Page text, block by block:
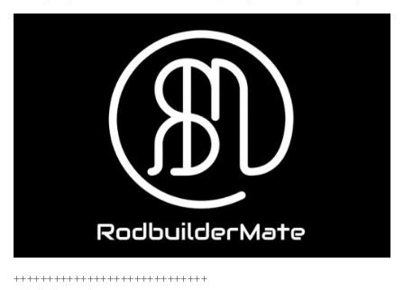
+++++++++++++++++++++++++++++